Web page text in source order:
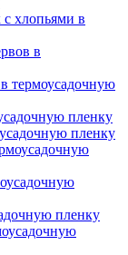
с хлопьями в
в
термоусадочную
пленку
пленку
пленку